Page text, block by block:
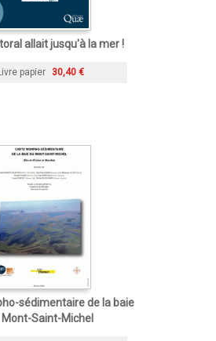
allait jusqu'à la mer !
papier 30,40 €
sédimentaire de la baie
Saint-Michel